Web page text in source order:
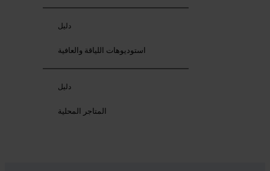
دليل
استوديوهات اللياقة والعافية
دليل
المتاجر المحلية